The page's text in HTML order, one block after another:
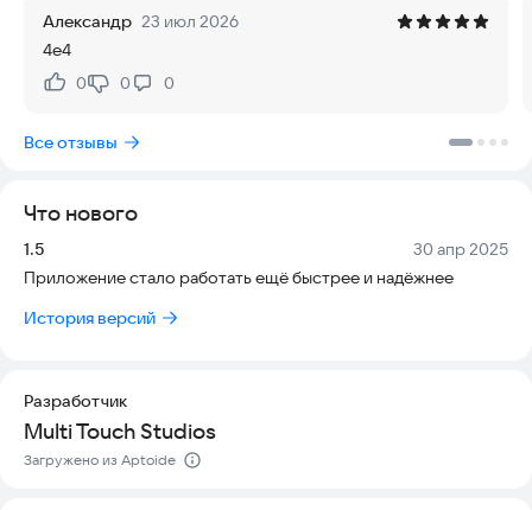
живописных пейзажей, чтобы сделать каждую поездку
уникальной. Выберите подходящий поезд, улучшите его
характеристики и отправляйтесь в путешествие, следуя
установленным правилам безопасности и удобству. Игра
включая смартфоны и планшеты. Установите приложение и
Александр 23 июл 2026
4е4
Нравится:
0Не нравится:
0 0
Все отзывы
Что нового
Версия:
1.5 Дата:
30 апр 2025
Приложение стало работать ещё быстрее и надёжнее
История версий
Разработчик
Multi Touch Studios
Загружено из Aptoide